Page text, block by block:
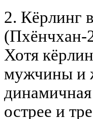
2. Кёрлинг
(Пхёнчхан-
Хотя
мужчины и
острее и